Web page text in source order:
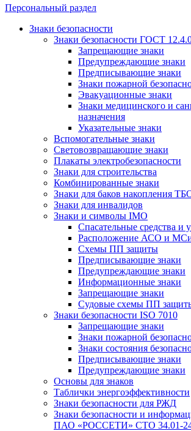
Персональный раздел
Знаки безопасности
Знаки безопасности ГОСТ
Запрещающие знаки
Предупреждающие знаки
Предписывающие знаки
Знаки пожарной
Эвакуационные знаки
Знаки медицинского и
назначения
Указательные знаки
Вспомогательные знаки
Световозвращающие знаки
Плакаты электробезопасности
Знаки для строительства
Комбинированные знаки
Знаки для баков накопления
Знаки для инвалидов
Знаки и символы IMO
Спасательные средства и
Расположение АСО и
Схемы ПП защиты
Предписывающие знаки
Предупреждающие знаки
Информационные знаки
Запрещающие знаки
Судовые схемы ПП
Знаки безопасности ISO 7010
Запрещающие знаки
Знаки пожарной
Знаки состояния
Предписывающие знаки
Предупреждающие знаки
Основы для знаков
Таблички энергоэффективности
Знаки безопасности для РЖД
Знаки безопасности и
ПАО «РОССЕТИ» СТО 34.01-